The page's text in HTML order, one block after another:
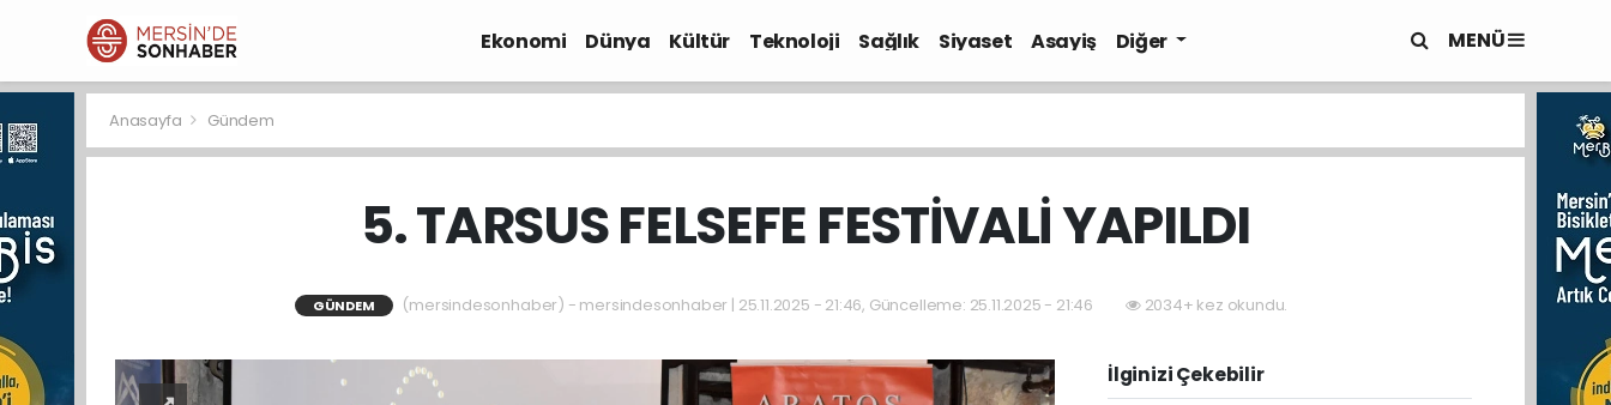
Ekonomi Dünya Kültür Teknoloji Sağlık Siyaset Asayiş Diğer MENÜ
Anasayfa Gündem
5. TARSUS FELSEFE FESTİVALİ YAPILDI
GÜNDEM (mersindesonhaber) - mersindesonhaber | 25.11.2025 - 21:46, Güncelleme: 25.11.2025 - 21:46 2034+ kez okundu.
İlginizi Çekebilir